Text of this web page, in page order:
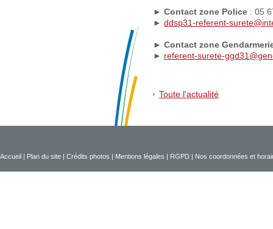
► Contact zone Police : 05
► ddsp31-referent-
► Contact zone
► referent-surete-
Toute l'actualité
Accueil Plan du site Crédits photos Mentions légales RGPD Nos coordonnées et